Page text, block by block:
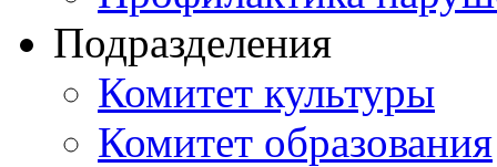
Подразделения
Комитет культуры
Комитет образования